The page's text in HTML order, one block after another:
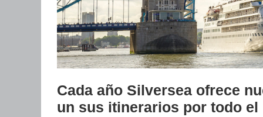
Cada año Silversea ofrece
un sus itinerarios por todo el